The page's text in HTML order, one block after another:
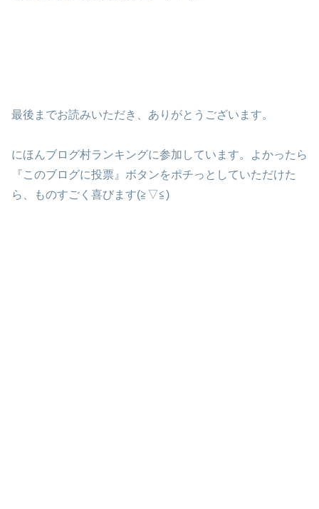
最後までお読みいただき、ありがとうございます。
にほんブログ村ランキングに参加しています。よかったら
『このブログに投票』ボタンをポチっとしていただけた
ら、ものすごく喜びます(≧▽≦)